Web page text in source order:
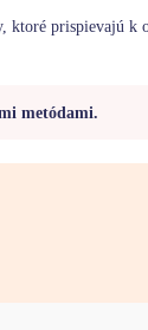
ktoré prispievajú
metódami.